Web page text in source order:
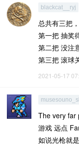
blackcat__ryj
总共有三把，
第一把 抽奖
第二把 没注
第三把 滚球
2021-05-17
The very far
游戏 远点
如说光枪就